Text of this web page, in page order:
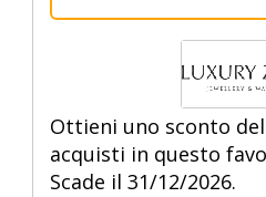
Ottieni uno sconto
acquisti in questo
Scade il 31/12/2026.